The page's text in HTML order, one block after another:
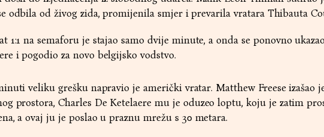
odbila od živog zida, promijenila smjer i prevarila vratara Thibauta
1:1 na semaforu je stajao samo dvije minute, a onda se ponovno
i pogodio za novo belgijsko vodstvo.
veliku grešku napravio je američki vratar. Matthew Freese izašao
prostora, Charles De Ketelaere mu je oduzeo loptu, koju je zatim
a ovaj ju je poslao u praznu mrežu s 30 metara.